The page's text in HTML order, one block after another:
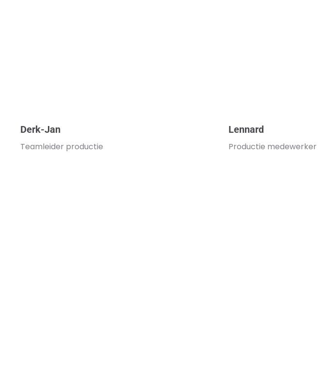
Derk-Jan
Teamleider productie
Lennard
Productie medewerker